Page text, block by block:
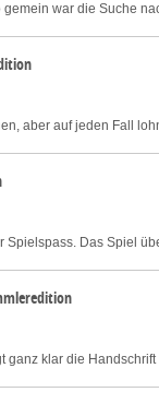
war die Suche
aber auf jeden Fall
Das Spiel
ganz klar die